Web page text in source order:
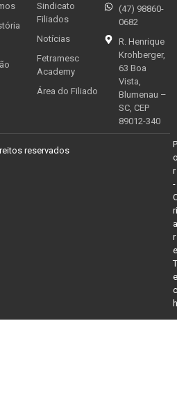
Sindicato
Filiados
Notícias
Fetramesc
Academy
Área do Filiado
(47) 98860-
0682
R. Henrique
Krohberger,
63 Boa
Vista,
Blumenau –
SC, CEP
89012-340
reservados
r
-
r